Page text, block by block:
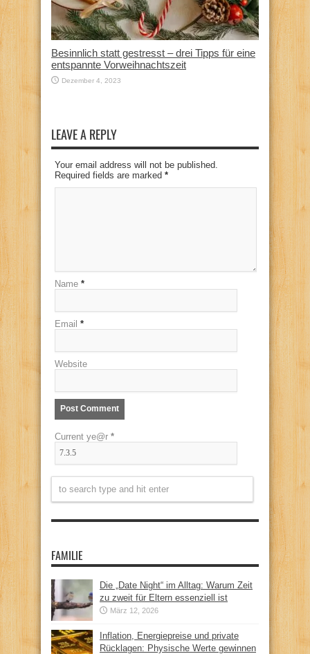
Besinnlich statt gestresst – drei Tipps für eine
entspannte Vorweihnachtszeit
Dezember 4, 2023
LEAVE A REPLY
Your email address will not be published.
Required fields are marked *
Name *
Email *
Website
Current ye@r *
FAMILIE
Die „Date Night“ im Alltag: Warum Zeit
zu zweit für Eltern essenziell ist
März 12, 2026
Inflation, Energiepreise und private
Rücklagen: Physische Werte gewinnen